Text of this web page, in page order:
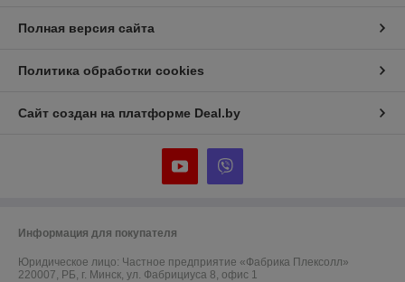
Полная версия сайта
Политика обработки cookies
Сайт создан на платформе Deal.by
Информация для покупателя
Юридическое лицо: Частное предприятие «Фабрика Плексолл»
220007, РБ, г. Минск, ул. Фабрициуса 8, офис 1